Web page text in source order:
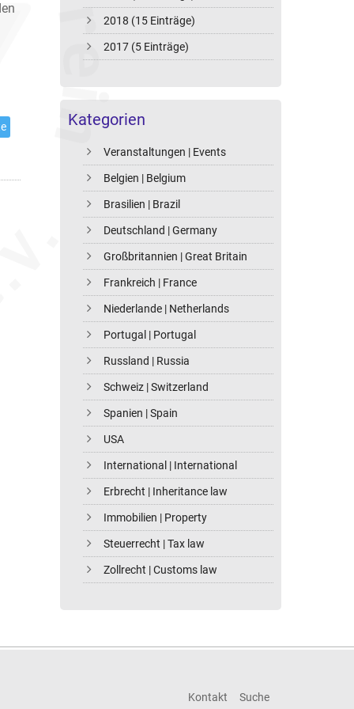
2018 (15 Einträge)
2017 (5 Einträge)
Kategorien
Veranstaltungen | Events
Belgien | Belgium
Brasilien | Brazil
Deutschland | Germany
Großbritannien | Great Britain
Frankreich | France
Niederlande | Netherlands
Portugal | Portugal
Russland | Russia
Schweiz | Switzerland
Spanien | Spain
USA
International | International
Erbrecht | Inheritance law
Immobilien | Property
Steuerrecht | Tax law
Zollrecht | Customs law
Kontakt Suche